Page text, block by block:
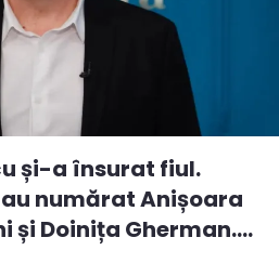
și-a însurat fiul.
numărat Anișoara
și Doinița Gherman.